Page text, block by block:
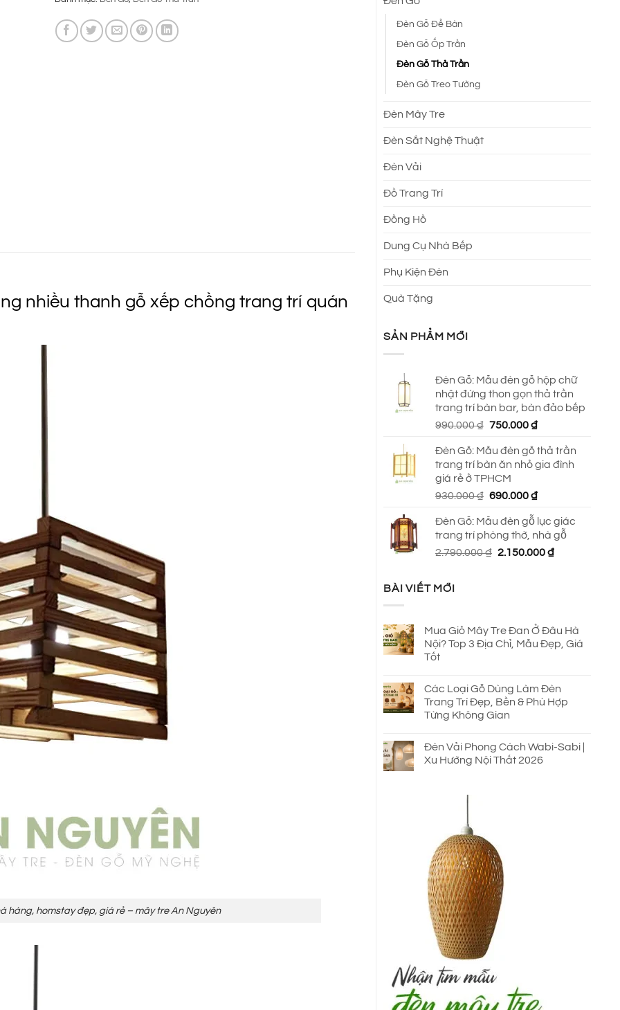
Đèn Gỗ Để Bàn
Đèn Gỗ Ốp Trần
Đèn Gỗ Thả Trần
Đèn Gỗ Treo Tường
Đèn Mây Tre
Đèn Sắt Nghệ Thuật
Đèn Vải
Đồ Trang Trí
Đồng Hồ
Dung Cụ Nhà Bếp
Phụ Kiện Đèn
Quà Tặng
SẢN PHẨM MỚI
Đèn Gỗ: Mẫu đèn gỗ hộp chữ
nhật đứng thon gọn thả trần
trang trí bàn bar, bàn đảo bếp
990.000₫ Giá
là:
990.000 ₫.
750.000₫Giá
tại
là:
Đèn Gỗ: Mẫu đèn gỗ thả trần
trang trí bàn ăn nhỏ gia đình
giá rẻ ở TPHCM
930.000₫ Giá
là:
930.000 ₫.
690.000₫Giá
tại
là:
690.000 ₫.
Đèn Gỗ: Mẫu đèn gỗ lục giác
trang trí phòng thờ, nhà gỗ
2.790.000₫ Giá
2.150.000₫Giá
BÀI VIẾT MỚI
Mua Giỏ Mây Tre Đan Ở Đâu Hà
Nội? Top 3 Địa Chỉ, Mẫu Đẹp, Giá
Tốt
Các Loại Gỗ Dùng Làm Đèn
Trang Trí Đẹp, Bền & Phù Hợp
Từng Không Gian
Đèn Vải Phong Cách Wabi-Sabi |
Xu Hướng Nội Thất 2026
là:
650.000 ₫.
nhiều thanh gỗ xếp chồng trang trí quán
hàng, homstay đẹp, giá rẻ – mây tre An Nguyên